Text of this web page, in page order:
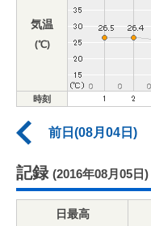
気温
(℃)
時刻
前日(08月04日)
記録 (2016年08月05日)
日最高